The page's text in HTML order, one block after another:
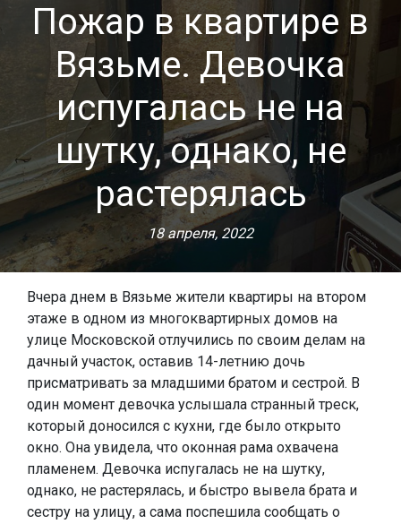
Пожар в квартире в
Вязьме. Девочка
испугалась не на
шутку, однако, не
растерялась
18 апреля, 2022
Вчера днем в Вязьме жители квартиры на втором
этаже в одном из многоквартирных домов на
улице Московской отлучились по своим делам на
дачный участок, оставив 14-летнию дочь
присматривать за младшими братом и сестрой. В
один момент девочка услышала странный треск,
который доносился с кухни, где было открыто
окно. Она увидела, что оконная рама охвачена
пламенем. Девочка испугалась не на шутку,
однако, не растерялась, и быстро вывела брата и
сестру на улицу, а сама поспешила сообщать о